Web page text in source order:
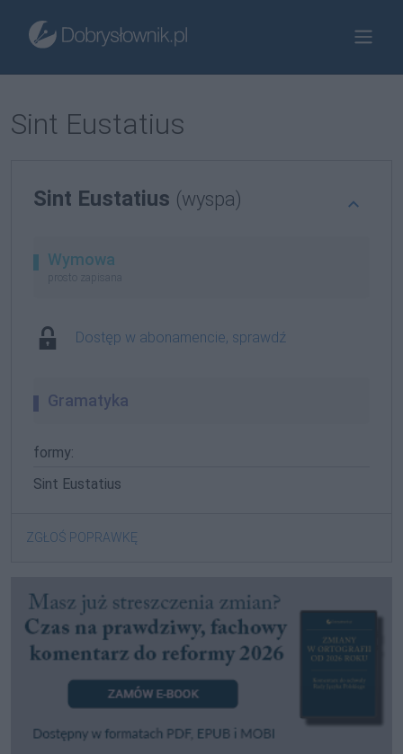
Sint Eustatius
Sint Eustatius (wyspa)
Wymowa
prosto zapisana
Dostęp w abonamencie, sprawdź
Gramatyka
formy:
Sint Eustatius
ZGŁOŚ POPRAWKĘ